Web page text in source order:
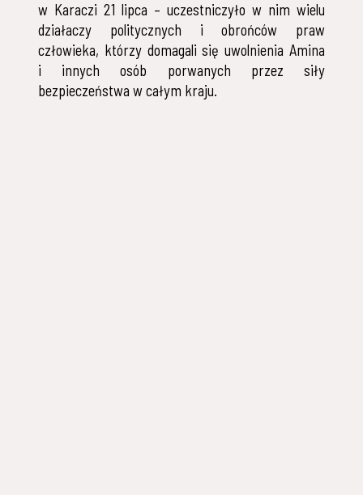
w Karaczi 21 lipca – uczestniczyło w nim wielu
działaczy politycznych i obrońców praw
człowieka, którzy domagali się uwolnienia Amina
i innych osób porwanych przez siły
bezpieczeństwa w całym kraju.